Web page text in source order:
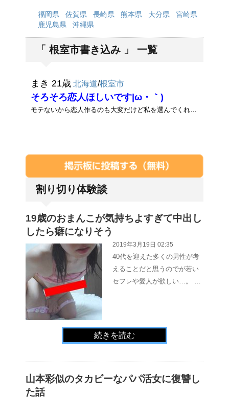
福岡県 佐賀県 長崎県 熊本県 大分県
宮崎県
鹿児島県
沖縄県
「 根室市書き込み 」 一覧
まき 21歳 北海道/根室市
そろそろ恋人ほしいです|ω・｀)
モテないから恋人作るのも大変だけど私を選んでくれる人がいたら嬉しいです|ω・｀)
割り切り体験談
19歳のおまんこが気持ちよすぎて中出し
したら癖になりそう
2019年3月19日 02:35
40代を迎えた多くの男性が考
えることだと思うのでが若い
セフレや愛人が欲しい…。 …
続きを読む
山本彩似のタカビーなパパ活女に復讐し
た話